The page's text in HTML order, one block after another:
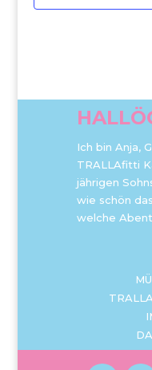
Ich bin Anja,
TRALLAfitti
jährigen
wie schön
welche